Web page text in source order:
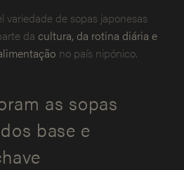
variedade de sopas japonesas
da cultura, da rotina diária e
no país nipónico.
as sopas
base e